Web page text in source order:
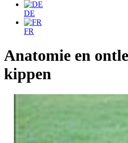
DE
FR
Anatomie en
kippen